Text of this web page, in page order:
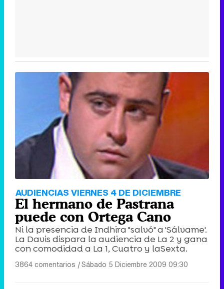
AUDIENCIAS VIERNES 4 DE DICIEMBRE
El hermano de Pastrana
puede con Ortega Cano
Ni la presencia de Indhira "salvó" a 'Sálvame'.
La Davis dispara la audiencia de La 2 y gana
con comodidad a La 1, Cuatro y laSexta.
3864 comentarios |Sábado 5 Diciembre 2009 09:30